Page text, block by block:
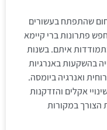
שהתפתח בעשורים
פתרונות ברי קיימא
איתם. בשנות
בהשקעות באנרגיות
ואנרגיה ביומסה.
אקלים והזדקנות
הצורך במקורות